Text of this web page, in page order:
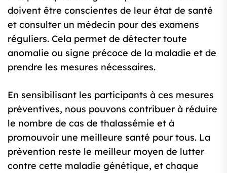
doivent être conscientes de leur état de santé
et consulter un médecin pour des examens
réguliers. Cela permet de détecter toute
anomalie ou signe précoce de la maladie et de
prendre les mesures nécessaires.
En sensibilisant les participants à ces mesures
préventives, nous pouvons contribuer à réduire
le nombre de cas de thalassémie et à
promouvoir une meilleure santé pour tous. La
prévention reste le meilleur moyen de lutter
contre cette maladie génétique, et chaque